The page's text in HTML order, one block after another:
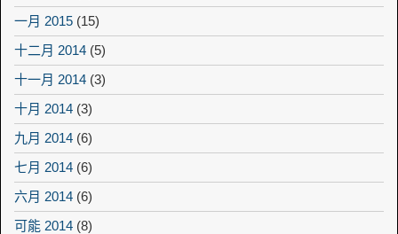
一月 2015 (15)
十二月 2014 (5)
十一月 2014 (3)
十月 2014 (3)
九月 2014 (6)
七月 2014 (6)
六月 2014 (6)
可能 2014 (8)